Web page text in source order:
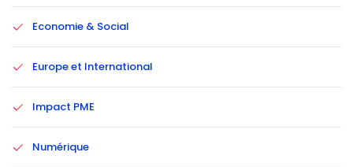
Economie & Social
Europe et International
Impact PME
Numérique